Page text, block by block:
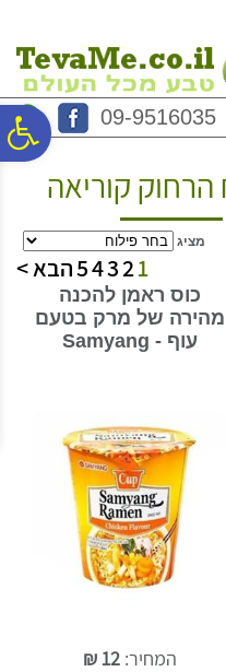
09-9516035
קוריאה
מציג
1
2
3
4
5הבא >
כוס ראמן להכנה
מהירה של מרק בטעם
עוף - Samyang
המחיר:12
₪